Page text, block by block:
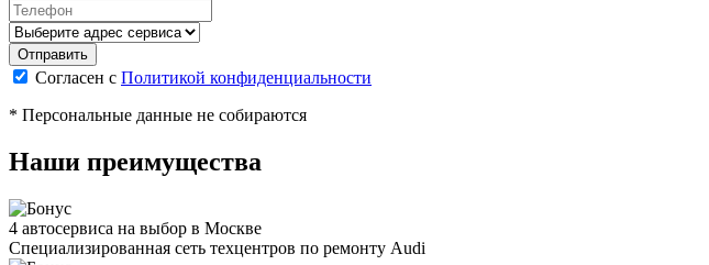
Согласен с Политикой конфиденциальности
* Персональные данные не собираются
Наши преимущества
4 автосервиса на выбор в Москве
Специализированная сеть техцентров по ремонту Audi